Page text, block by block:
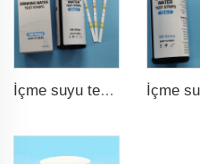
İçme suyu test şeridi 9 in 1